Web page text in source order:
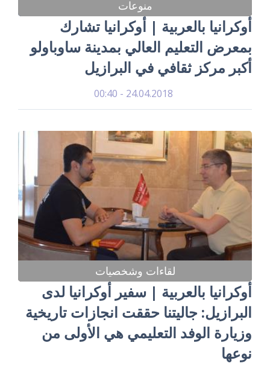
منوعات
أوكرانيا بالعربية | أوكرانيا تشارك
بمعرض التعليم العالي بمدينة ساوباولو
أكبر مركز ثقافي في البرازيل
24.04.2018 - 00:40
لقاءات وشخصيات
أوكرانيا بالعربية | سفير أوكرانيا لدى
البرازيل: جاليتنا حققت انجازات تاريخية
وزيارة الوفد التعليمي هي الأولى من
نوعها